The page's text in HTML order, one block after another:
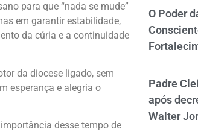
para que “nada se mude”
em garantir estabilidade,
da cúria e a continuidade
da diocese ligado, sem
esperança e alegria o
desse tempo de
O Poder
Padre
após
Walter